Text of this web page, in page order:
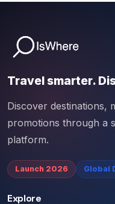
Travel smarter.
Discover destinations,
promotions through a
platform.
Launch 2026 Global
Explore